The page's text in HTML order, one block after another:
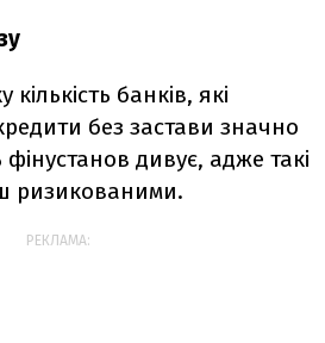
банків, які
без застави значно
фінустанов дивує, адже такі
ризикованими.
РЕКЛАМА: